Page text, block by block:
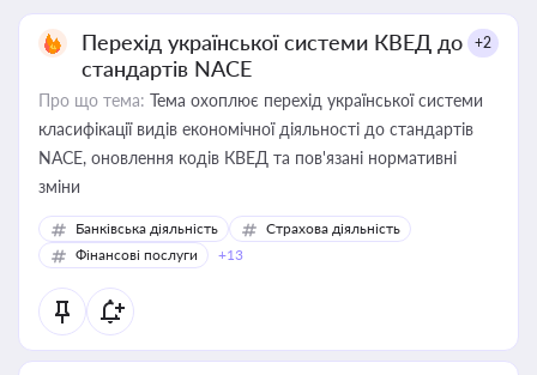
Перехід української системи КВЕД до
стандартів NACE
+2
Про що тема: Тема охоплює перехід української системи
класифікації видів економічної діяльності до стандартів
NACE, оновлення кодів КВЕД та пов'язані нормативні
зміни
Банківська діяльність
Страхова діяльність
Фінансові послуги
+13